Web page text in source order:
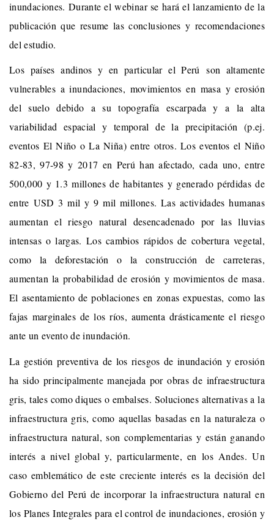
inundaciones. Durante el webinar se hará el lanzamiento de la
publicación que resume las conclusiones y recomendaciones
del estudio.
Los países andinos y en particular el Perú son altamente
vulnerables a inundaciones, movimientos en masa y erosión
del suelo debido a su topografía escarpada y a la alta
variabilidad espacial y temporal de la precipitación (p.ej.
eventos El Niño o La Niña) entre otros. Los eventos el Niño
82-83, 97-98 y 2017 en Perú han afectado, cada uno, entre
500,000 y 1.3 millones de habitantes y generado pérdidas de
entre USD 3 mil y 9 mil millones. Las actividades humanas
aumentan el riesgo natural desencadenado por las lluvias
intensas o largas. Los cambios rápidos de cobertura vegetal,
como la deforestación o la construcción de carreteras,
aumentan la probabilidad de erosión y movimientos de masa.
El asentamiento de poblaciones en zonas expuestas, como las
fajas marginales de los ríos, aumenta drásticamente el riesgo
ante un evento de inundación.
La gestión preventiva de los riesgos de inundación y erosión
ha sido principalmente manejada por obras de infraestructura
gris, tales como diques o embalses. Soluciones alternativas a la
infraestructura gris, como aquellas basadas en la naturaleza o
infraestructura natural, son complementarias y están ganando
interés a nivel global y, particularmente, en los Andes. Un
caso emblemático de este creciente interés es la decisión del
Gobierno del Perú de incorporar la infraestructura natural en
los Planes Integrales para el control de inundaciones, erosión y